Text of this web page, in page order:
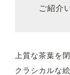
ご紹介
上質な茶葉を
クラシカルな